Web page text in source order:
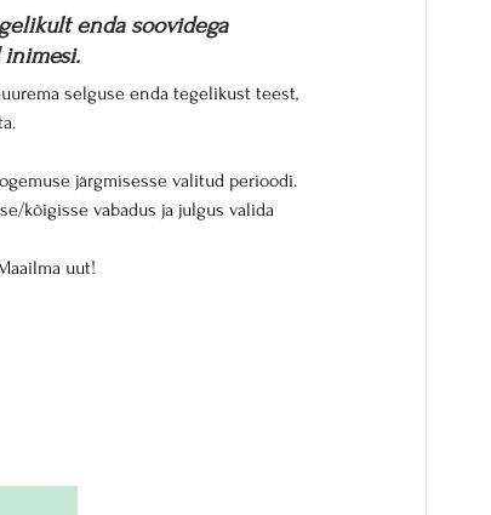
enda soovidega
selguse enda tegelikust teest,
järgmisesse valitud perioodi.
kõigisse vabadus ja julgus valida
uut!